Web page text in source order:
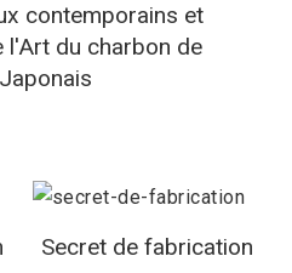
contemporains et
l'Art du charbon de
Secret de fabrication